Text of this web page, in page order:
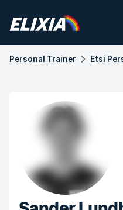
Personal Trainer Etsi